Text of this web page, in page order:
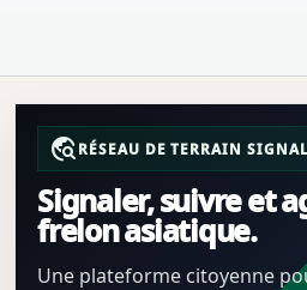
travel_exploreRÉSEAU DE TERRAIN
Signaler, suivre et
frelon asiatique.
Une plateforme citoyenne